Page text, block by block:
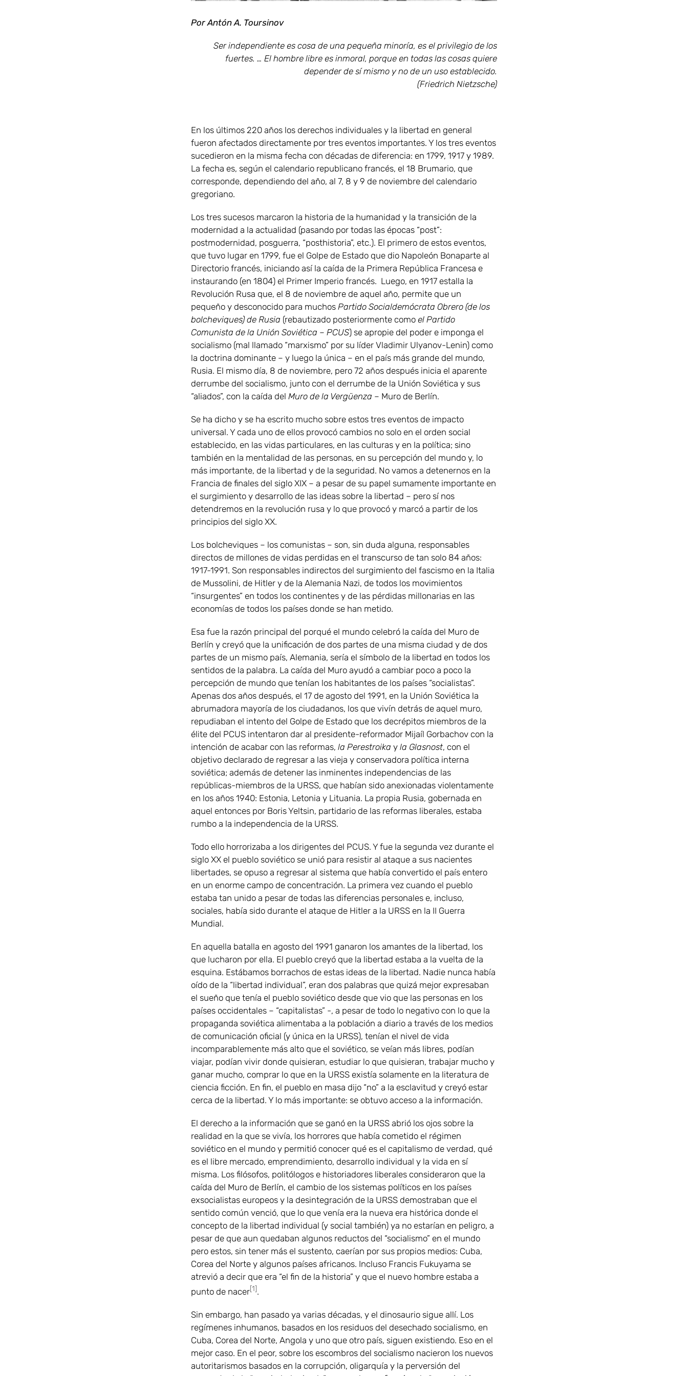
Por Antón A. Toursinov
Ser independiente es cosa de una pequeña minoría, es el privilegio de los
fuertes. … El hombre libre es inmoral, porque en todas las cosas quiere
depender de sí mismo y no de un uso establecido.
(Friedrich Nietzsche)
En los últimos 220 años los derechos individuales y la libertad en general
fueron afectados directamente por tres eventos importantes. Y los tres eventos
sucedieron en la misma fecha con décadas de diferencia: en 1799, 1917 y 1989.
La fecha es, según el calendario republicano francés, el 18 Brumario, que
corresponde, dependiendo del año, al 7, 8 y 9 de noviembre del calendario
gregoriano.
Los tres sucesos marcaron la historia de la humanidad y la transición de la
modernidad a la actualidad (pasando por todas las épocas “post”:
postmodernidad, posguerra, “posthistoria”, etc.). El primero de estos eventos,
que tuvo lugar en 1799, fue el Golpe de Estado que dio Napoleón Bonaparte al
Directorio francés, iniciando así la caída de la Primera República Francesa e
instaurando (en 1804) el Primer Imperio francés. Luego, en 1917 estalla la
Revolución Rusa que, el 8 de noviembre de aquel año, permite que un
pequeño y desconocido para muchos Partido Socialdemócrata Obrero (de los
bolcheviques) de Rusia (rebautizado posteriormente como el Partido
Comunista de la Unión Soviética – PCUS) se apropie del poder e imponga el
socialismo (mal llamado “marxismo” por su líder Vladimir Ulyanov-Lenin) como
la doctrina dominante – y luego la única – en el país más grande del mundo,
Rusia. El mismo día, 8 de noviembre, pero 72 años después inicia el aparente
derrumbe del socialismo, junto con el derrumbe de la Unión Soviética y sus
“aliados”, con la caída del Muro de la Vergüenza – Muro de Berlín.
Se ha dicho y se ha escrito mucho sobre estos tres eventos de impacto
universal. Y cada uno de ellos provocó cambios no solo en el orden social
establecido, en las vidas particulares, en las culturas y en la política; sino
también en la mentalidad de las personas, en su percepción del mundo y, lo
más importante, de la libertad y de la seguridad. No vamos a detenernos en la
Francia de finales del siglo XIX – a pesar de su papel sumamente importante en
el surgimiento y desarrollo de las ideas sobre la libertad – pero sí nos
detendremos en la revolución rusa y lo que provocó y marcó a partir de los
principios del siglo XX.
Los bolcheviques – los comunistas – son, sin duda alguna, responsables
directos de millones de vidas perdidas en el transcurso de tan solo 84 años:
1917-1991. Son responsables indirectos del surgimiento del fascismo en la Italia
de Mussolini, de Hitler y de la Alemania Nazi, de todos los movimientos
“insurgentes” en todos los continentes y de las pérdidas millonarias en las
economías de todos los países donde se han metido.
Esa fue la razón principal del porqué el mundo celebró la caída del Muro de
Berlín y creyó que la unificación de dos partes de una misma ciudad y de dos
partes de un mismo país, Alemania, sería el símbolo de la libertad en todos los
sentidos de la palabra. La caída del Muro ayudó a cambiar poco a poco la
percepción de mundo que tenían los habitantes de los países “socialistas”.
Apenas dos años después, el 17 de agosto del 1991, en la Unión Soviética la
abrumadora mayoría de los ciudadanos, los que vivín detrás de aquel muro,
repudiaban el intento del Golpe de Estado que los decrépitos miembros de la
élite del PCUS intentaron dar al presidente-reformador Mijaíl Gorbachov con la
intención de acabar con las reformas, la Perestroika y la Glasnost, con el
objetivo declarado de regresar a las vieja y conservadora política interna
soviética; además de detener las inminentes independencias de las
repúblicas-miembros de la URSS, que habían sido anexionadas violentamente
en los años 1940: Estonia, Letonia y Lituania. La propia Rusia, gobernada en
aquel entonces por Boris Yeltsin, partidario de las reformas liberales, estaba
rumbo a la independencia de la URSS.
Todo ello horrorizaba a los dirigentes del PCUS. Y fue la segunda vez durante el
siglo XX el pueblo soviético se unió para resistir al ataque a sus nacientes
libertades, se opuso a regresar al sistema que había convertido el país entero
en un enorme campo de concentración. La primera vez cuando el pueblo
estaba tan unido a pesar de todas las diferencias personales e, incluso,
sociales, había sido durante el ataque de Hitler a la URSS en la II Guerra
Mundial.
En aquella batalla en agosto del 1991 ganaron los amantes de la libertad, los
que lucharon por ella. El pueblo creyó que la libertad estaba a la vuelta de la
esquina. Estábamos borrachos de estas ideas de la libertad. Nadie nunca había
oído de la “libertad individual”, eran dos palabras que quizá mejor expresaban
el sueño que tenía el pueblo soviético desde que vio que las personas en los
países occidentales – “capitalistas” -, a pesar de todo lo negativo con lo que la
propaganda soviética alimentaba a la población a diario a través de los medios
de comunicación oficial (y única en la URSS), tenían el nivel de vida
incomparablemente más alto que el soviético, se veían más libres, podían
viajar, podían vivir donde quisieran, estudiar lo que quisieran, trabajar mucho y
ganar mucho, comprar lo que en la URSS existía solamente en la literatura de
ciencia ficción. En fin, el pueblo en masa dijo “no” a la esclavitud y creyó estar
cerca de la libertad. Y lo más importante: se obtuvo acceso a la información.
El derecho a la información que se ganó en la URSS abrió los ojos sobre la
realidad en la que se vivía, los horrores que había cometido el régimen
soviético en el mundo y permitió conocer qué es el capitalismo de verdad, qué
es el libre mercado, emprendimiento, desarrollo individual y la vida en sí
misma. Los filósofos, politólogos e historiadores liberales consideraron que la
caída del Muro de Berlín, el cambio de los sistemas políticos en los países
exsocialistas europeos y la desintegración de la URSS demostraban que el
sentido común venció, que lo que venía era la nueva era histórica donde el
concepto de la libertad individual (y social también) ya no estarían en peligro, a
pesar de que aun quedaban algunos reductos del “socialismo” en el mundo
pero estos, sin tener más el sustento, caerían por sus propios medios: Cuba,
Corea del Norte y algunos países africanos. Incluso Francis Fukuyama se
atrevió a decir que era “el fin de la historia” y que el nuevo hombre estaba a
punto de nacer[1].
Sin embargo, han pasado ya varias décadas, y el dinosaurio sigue allí. Los
regímenes inhumanos, basados en los residuos del desechado socialismo, en
Cuba, Corea del Norte, Angola y uno que otro país, siguen existiendo. Eso en el
mejor caso. En el peor, sobre los escombros del socialismo nacieron los nuevos
autoritarismos basados en la corrupción, oligarquía y la perversión del